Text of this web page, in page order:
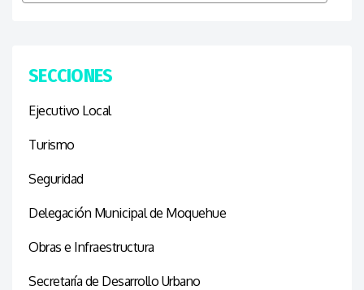
SECCIONES
Ejecutivo Local
Turismo
Seguridad
Delegación Municipal de Moquehue
Obras e Infraestructura
Secretaría de Desarrollo Urbano